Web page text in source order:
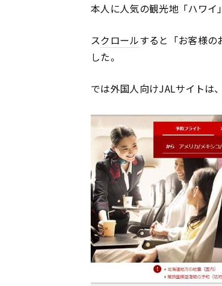
本人に人気の観光地「ハワイ
スクロールすると「お客様の
した。
では外国人向けJALサイトは